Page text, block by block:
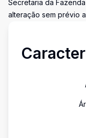
Secretaria da
alteração sem prévio